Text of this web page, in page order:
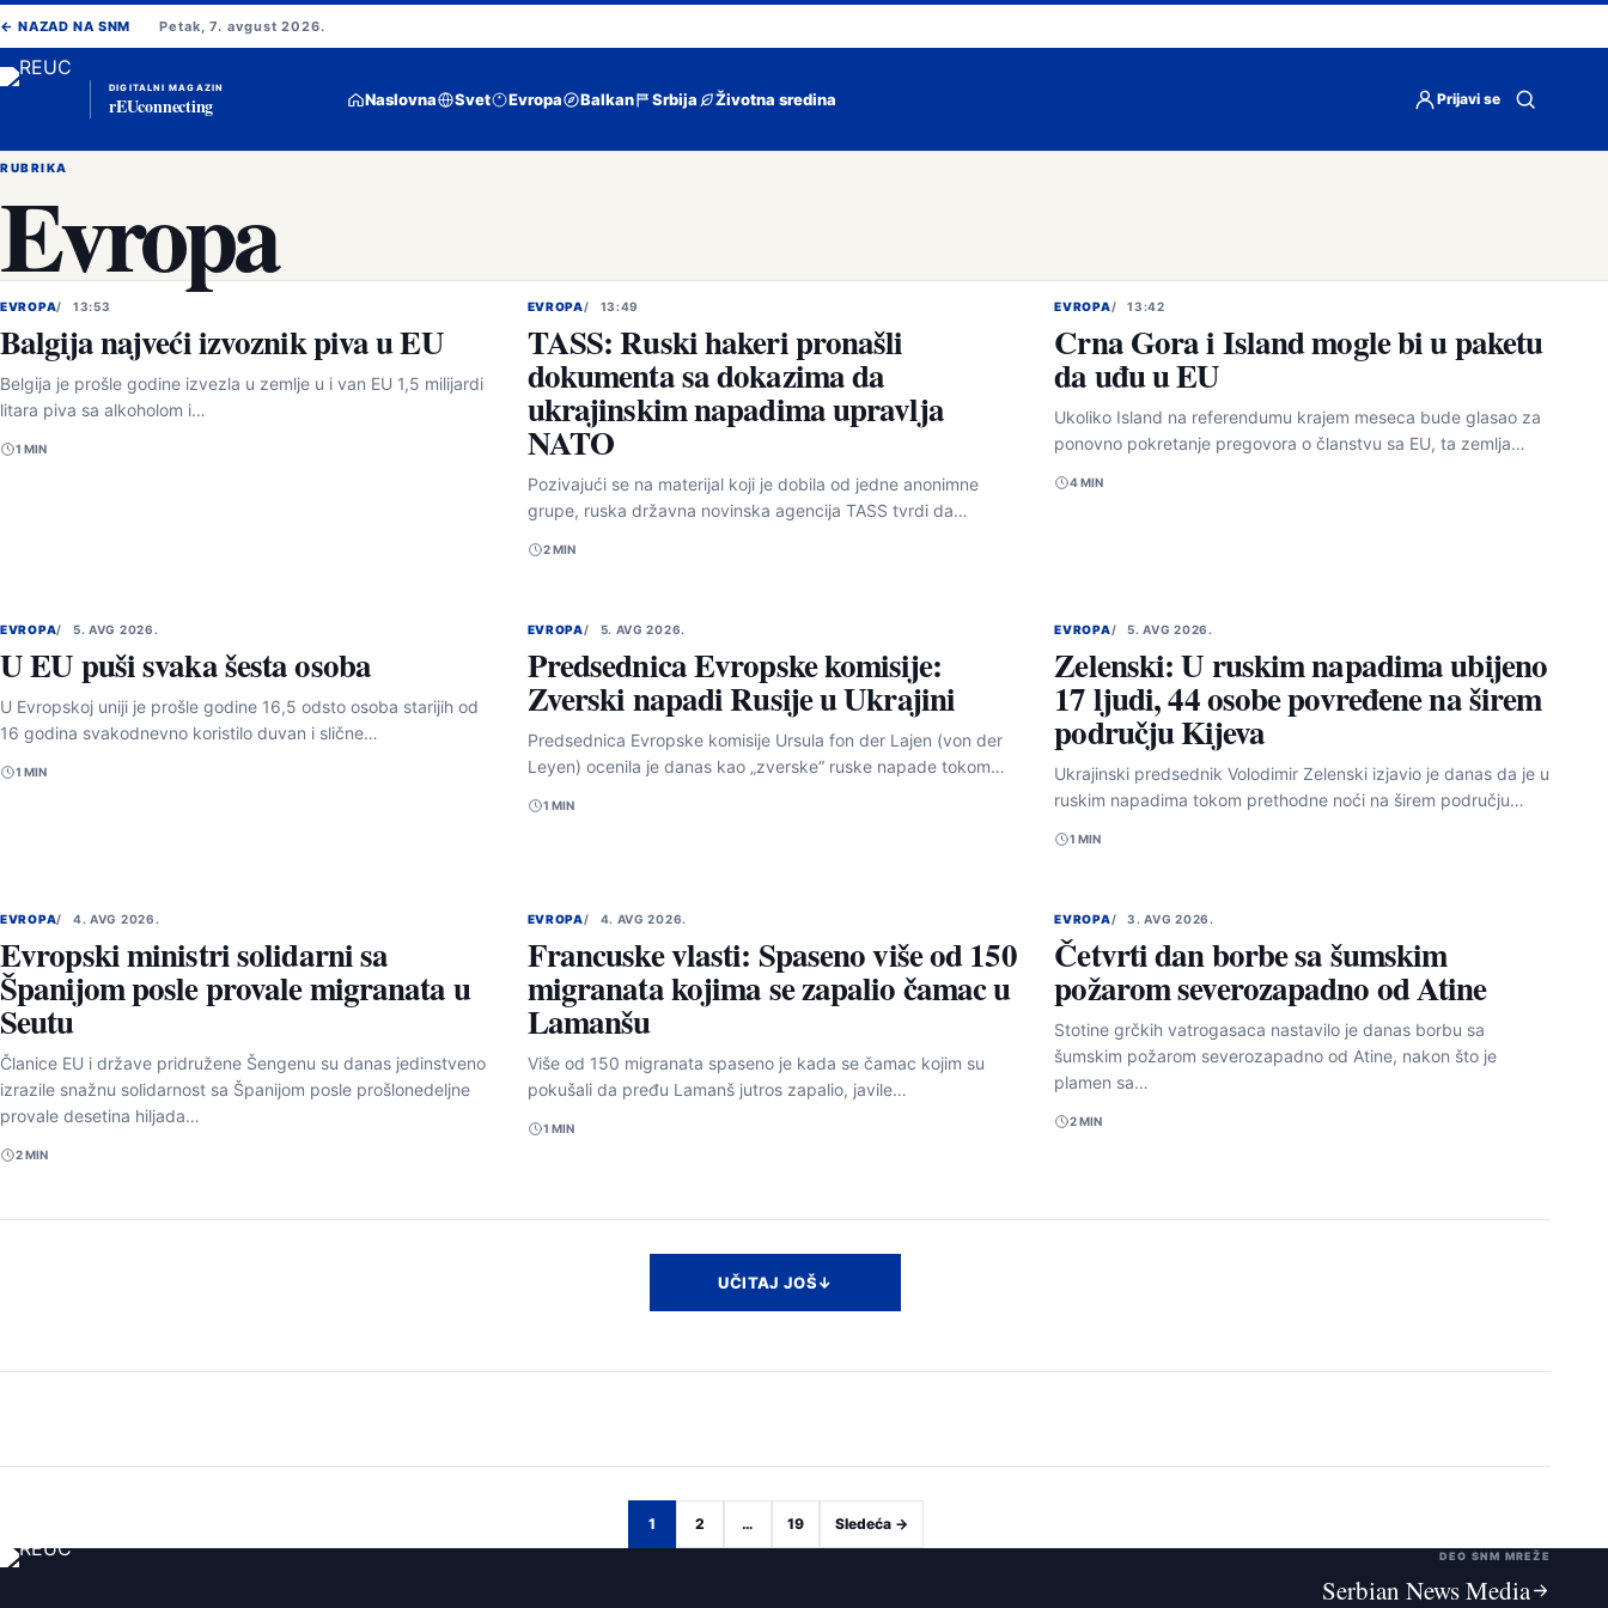
na
sadržaj
← NAZAD NA SNM Petak, 7. avgust 2026.
DIGITALNI MAGAZIN
rEUconnecting Naslovna Svet Evropa Balkan Srbija Životna sredina Prijavi se
Otvori
RUBRIKA
Evropa
EVROPA 13:53
Balgija najveći izvoznik piva u EU
Belgija je prošle godine izvezla u zemlje u i van EU 1,5 milijardi
litara piva sa alkoholom i…
1 MIN
EVROPA 13:49
TASS: Ruski hakeri pronašli
dokumenta sa dokazima da
ukrajinskim napadima upravlja
NATO
Pozivajući se na materijal koji je dobila od jedne anonimne
grupe, ruska državna novinska agencija TASS tvrdi da…
2 MIN
EVROPA 13:42
Crna Gora i Island mogle bi u paketu
da uđu u EU
Ukoliko Island na referendumu krajem meseca bude glasao za
ponovno pokretanje pregovora o članstvu sa EU, ta zemlja…
4 MIN
EVROPA 5. AVG 2026.
U EU puši svaka šesta osoba
U Evropskoj uniji je prošle godine 16,5 odsto osoba starijih od
16 godina svakodnevno koristilo duvan i slične…
1 MIN
EVROPA 5. AVG 2026.
Predsednica Evropske komisije:
Zverski napadi Rusije u Ukrajini
Predsednica Evropske komisije Ursula fon der Lajen (von der
Leyen) ocenila je danas kao „zverske“ ruske napade tokom…
1 MIN
EVROPA 5. AVG 2026.
Zelenski: U ruskim napadima ubijeno
17 ljudi, 44 osobe povređene na širem
području Kijeva
Ukrajinski predsednik Volodimir Zelenski izjavio je danas da je u
ruskim napadima tokom prethodne noći na širem području…
1 MIN
EVROPA 4. AVG 2026.
Evropski ministri solidarni sa
Španijom posle provale migranata u
Seutu
Članice EU i države pridružene Šengenu su danas jedinstveno
izrazile snažnu solidarnost sa Španijom posle prošlonedeljne
provale desetina hiljada…
2 MIN
EVROPA 4. AVG 2026.
Francuske vlasti: Spaseno više od 150
migranata kojima se zapalio čamac u
Lamanšu
Više od 150 migranata spaseno je kada se čamac kojim su
pokušali da pređu Lamanš jutros zapalio, javile…
1 MIN
EVROPA 3. AVG 2026.
Četvrti dan borbe sa šumskim
požarom severozapadno od Atine
Stotine grčkih vatrogasaca nastavilo je danas borbu sa
šumskim požarom severozapadno od Atine, nakon što je
plamen sa…
2 MIN
UČITAJ JOŠ↓
članaka
1 2 … 19 Sledeća →
DEO SNM MREŽE
Serbian News Media